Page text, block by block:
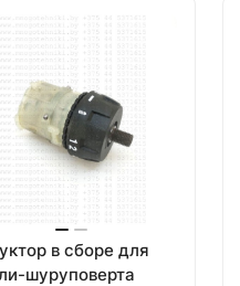
в сборе для
шуруповерта